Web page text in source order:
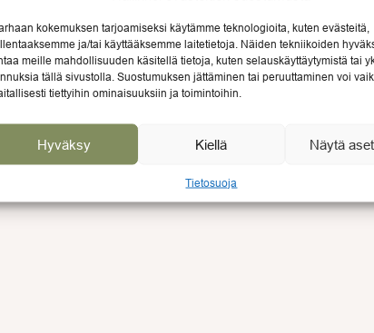
kokemuksen tarjoamiseksi käytämme teknologioita, kuten evästeitä,
ja/tai käyttääksemme laitetietoja. Näiden tekniikoiden
meille mahdollisuuden käsitellä tietoja, kuten selauskäyttäytymistä tai
tällä sivustolla. Suostumuksen jättäminen tai peruuttaminen voi
tiettyihin ominaisuuksiin ja toimintoihin.
Hyväksy Kiellä Näytä
Tietosuoja